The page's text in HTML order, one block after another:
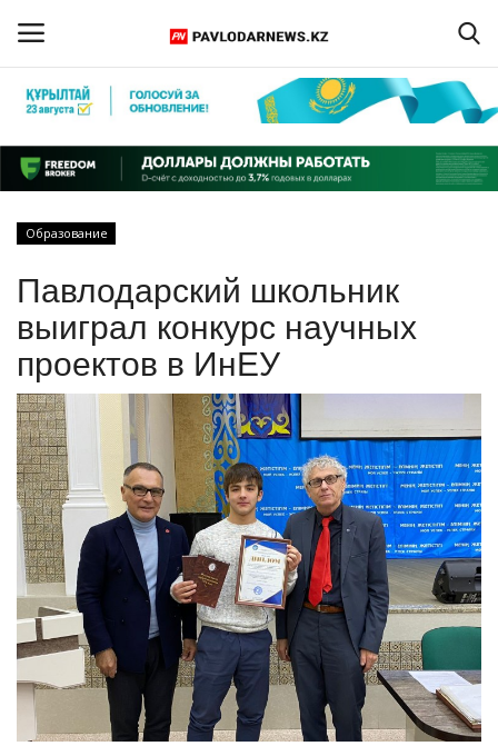
Регистрация
Главная
ПАВЛОДАРСКАЯ ОБЛАСТЬ
КАЗАХСТАН
МИР
СПЕЦПРОЕКТЫ
СПОРТ
Чек-лист
РАЗВЛЕЧЕНИЯ
OFFICIAL
Образование
Павлодарский школьник
выиграл конкурс научных
проектов в ИнЕУ